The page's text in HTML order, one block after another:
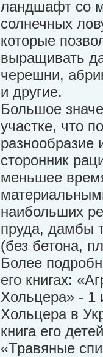
ландшафт со
солнечных
которые
выращивать
черешни,
и другие.
Большое
участке, что
сторонник
меньшее
наибольших
пруда, дамбы
(без бетона,
Более
его книгах:
Хольцера» - 1
Хольцера в
книга его
«Травяные